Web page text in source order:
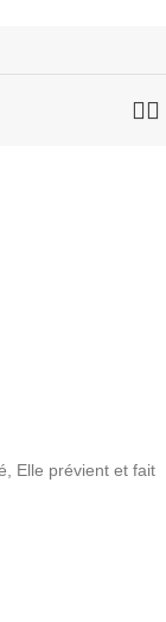
Elle prévient et fait